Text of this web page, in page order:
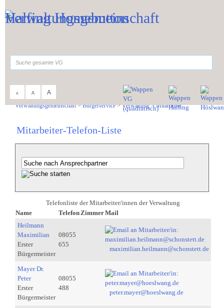
A A A
Verwaltungsgemeinschaft>Bürgerservice>Verwaltung>Mitarbeiter
Mitarbeiter-Telefon-Liste
Telefonliste der Mitarbeiter/innen der Verwaltung
Name
Telefon ZimmerMail
Heilmann
Maximilian
Erster
Bürgermeister
08055
655
maximilian.heilmann@schonstett.de
Mayer Dr.
Peter
Erster
Bürgermeister
08055
488
peter.mayer@hoeslwang.de